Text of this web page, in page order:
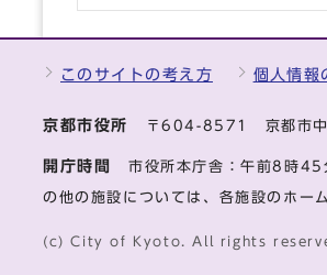
このサイトの考え方 個人情報
京都市役所 〒604-8571 京都市中
開庁時間 市役所本庁舎：午前8時
の他の施設については、各施設のホー
(c) City of Kyoto. All rights